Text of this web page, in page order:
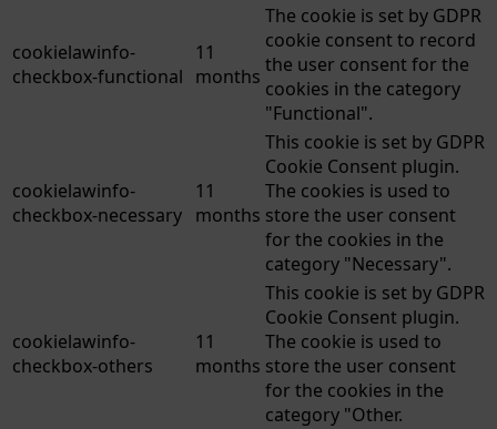
cookielawinfo-
checkbox-functional
11
months
The cookie is set by GDPR
cookie consent to record
the user consent for the
cookies in the category
"Functional".
cookielawinfo-
checkbox-necessary
11
months
This cookie is set by GDPR
Cookie Consent plugin.
The cookies is used to
store the user consent
for the cookies in the
category "Necessary".
cookielawinfo-
checkbox-others
11
months
This cookie is set by GDPR
Cookie Consent plugin.
The cookie is used to
store the user consent
for the cookies in the
category "Other.